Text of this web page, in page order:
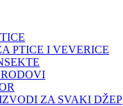
PTICE I VEVERICE
ZA SVAKI DŽEP